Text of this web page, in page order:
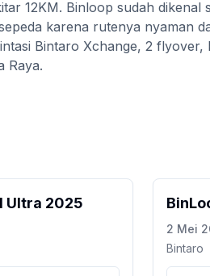
12KM. Binloop sudah dikenal
karena rutenya nyaman
Bintaro Xchange, 2 flyover,
Raya.
Ultra 2025
2 Mei
Bintaro